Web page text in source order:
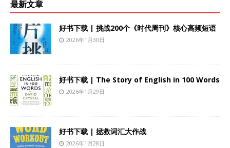
最新文章
好书下载 | 挑战200个《时代周刊》核心高频短语
2026年1月30日
好书下载 | The Story of English in 100 Words
2026年1月29日
好书下载 | 拯救词汇大作战
2026年1月28日